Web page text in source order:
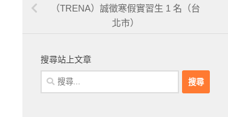
（TRENA）誠徵寒假實習生 1 名（台
北市）
搜尋站上文章
搜
尋